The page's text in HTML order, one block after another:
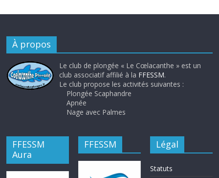
À propos
Le club de plongée « Le Cœlacanthe » est un
club associatif affilié à la FFESSM.
Le club propose les activités suivantes :
Plongée Scaphandre
Apnée
Nage avec Palmes
FFESSM
Aura
FFESSM Légal
Statuts